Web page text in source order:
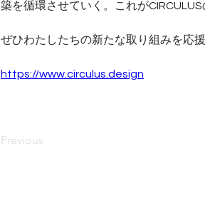
築を循環させていく。これがCIRCULUS
ぜひわたしたちの新たな取り組みを応
https://www.circulus.design
Previous